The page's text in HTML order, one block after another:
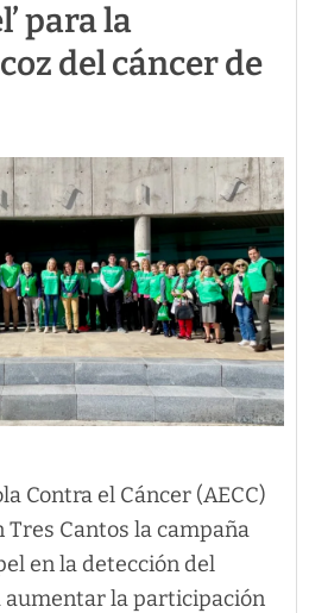
herramientas
para la
del cáncer de
Contra el Cáncer (AECC)
Cantos la campaña
en la detección del
aumentar la participación